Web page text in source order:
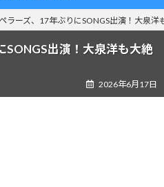
ラーズ、17年ぶりにSONGS出演！大泉洋
SONGS出演！大泉洋も大絶
2026年6月17日